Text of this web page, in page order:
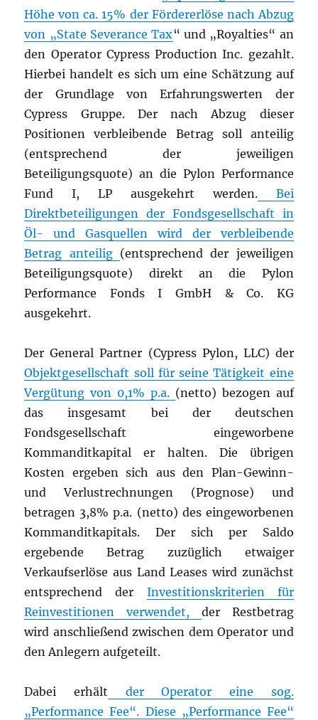
Höhe von ca. 15% der Fördererlöse nach Abzug
von „State Severance Tax“ und „Royalties“ an
den Operator Cypress Production Inc. gezahlt.
Hierbei handelt es sich um eine Schätzung auf
der Grundlage von Erfahrungswerten der
Cypress Gruppe. Der nach Abzug dieser
Positionen verbleibende Betrag soll anteilig
(entsprechend der jeweiligen
Beteiligungsquote) an die Pylon Performance
Fund I, LP ausgekehrt werden.Bei
Direktbeteiligungen der Fondsgesellschaft in
Öl- und Gasquellen wird der verbleibende
Betrag anteilig (entsprechend der jeweiligen
Beteiligungsquote) direkt an die Pylon
Performance Fonds I GmbH & Co. KG
ausgekehrt.
Der General Partner (Cypress Pylon, LLC) der
Objektgesellschaft soll für seine Tätigkeit eine
Vergütung von 0,1% p.a. (netto) bezogen auf
das insgesamt bei der deutschen
Fondsgesellschaft eingeworbene
Kommanditkapital er halten. Die übrigen
Kosten ergeben sich aus den Plan-Gewinn-
und Verlustrechnungen (Prognose) und
betragen 3,8% p.a. (netto) des eingeworbenen
Kommanditkapitals. Der sich per Saldo
ergebende Betrag zuzüglich etwaiger
Verkaufserlöse aus Land Leases wird zunächst
entsprechend der Investitionskriterien für
Reinvestitionen verwendet, der Restbetrag
wird anschließend zwischen dem Operator und
den Anlegern aufgeteilt.
Dabei erhält der Operator eine sog.
„Performance Fee“. Diese „Performance Fee“